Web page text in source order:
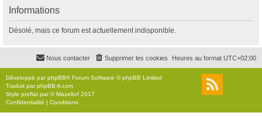
r
c
r
Informations
Désolé, mais ce forum est actuellement indisponible.
Heures au format UTC+02:00
Supprimer les cookies
Nous contacter
Développé parphpBB® Forum Software © phpBB Limited
Traduit parphpBB-fr.com
Style proflat par ©Mazeltof 2017
Confidentialité | Conditions